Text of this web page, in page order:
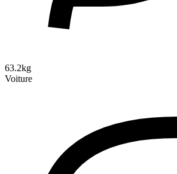
63.2kg
Voiture